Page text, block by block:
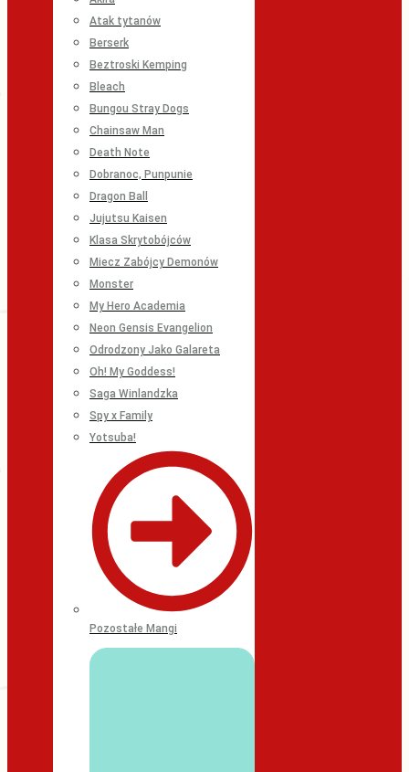
Atak tytanów
Berserk
Beztroski Kemping
Bleach
Bungou Stray Dogs
Chainsaw Man
Death Note
Dobranoc, Punpunie
Dragon Ball
Jujutsu Kaisen
Klasa Skrytobójców
Miecz Zabójcy Demonów
Monster
My Hero Academia
Neon Gensis Evangelion
Odrodzony Jako Galareta
Oh! My Goddess!
Saga Winlandzka
Spy x Family
Yotsuba!
Pozostałe Mangi